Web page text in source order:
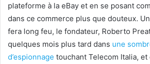
plateforme à la eBay et en se posant
dans ce commerce plus que douteux.
fera long feu, le fondateur, Roberto
quelques mois plus tard dans une
d’espionnage touchant Telecom Italia,